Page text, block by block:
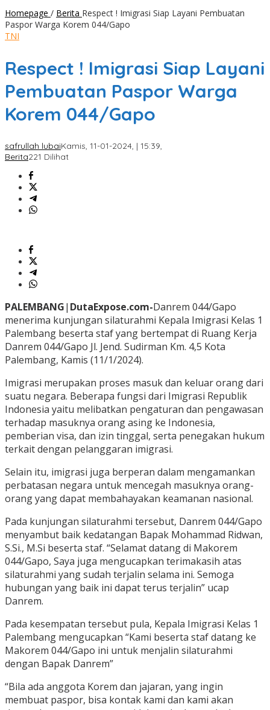
Homepage / Berita Respect ! Imigrasi Siap Layani Pembuatan
Paspor Warga Korem 044/Gapo
TNI
Respect ! Imigrasi Siap Layani
Pembuatan Paspor Warga
Korem 044/Gapo
safrullah lubaiKamis, 11-01-2024, | 15:39,
Berita221 Dilihat
PALEMBANG| DutaExpose.com-Danrem 044/Gapo
menerima kunjungan silaturahmi Kepala Imigrasi Kelas 1
Palembang beserta staf yang bertempat di Ruang Kerja
Danrem 044/Gapo Jl. Jend. Sudirman Km. 4,5 Kota
Palembang, Kamis (11/1/2024).
Imigrasi merupakan proses masuk dan keluar orang dari
suatu negara. Beberapa fungsi dari Imigrasi Republik
Indonesia yaitu melibatkan pengaturan dan pengawasan
terhadap masuknya orang asing ke Indonesia,
pemberian visa, dan izin tinggal, serta penegakan hukum
terkait dengan pelanggaran imigrasi.
Selain itu, imigrasi juga berperan dalam mengamankan
perbatasan negara untuk mencegah masuknya orang-
orang yang dapat membahayakan keamanan nasional.
Pada kunjungan silaturahmi tersebut, Danrem 044/Gapo
menyambut baik kedatangan Bapak Mohammad Ridwan,
S.Si., M.Si beserta staf. “Selamat datang di Makorem
044/Gapo, Saya juga mengucapkan terimakasih atas
silaturahmi yang sudah terjalin selama ini. Semoga
hubungan yang baik ini dapat terus terjalin” ucap
Danrem.
Pada kesempatan tersebut pula, Kepala Imigrasi Kelas 1
Palembang mengucapkan “Kami beserta staf datang ke
Makorem 044/Gapo ini untuk menjalin silaturahmi
dengan Bapak Danrem”
“Bila ada anggota Korem dan jajaran, yang ingin
membuat paspor, bisa kontak kami dan kami akan